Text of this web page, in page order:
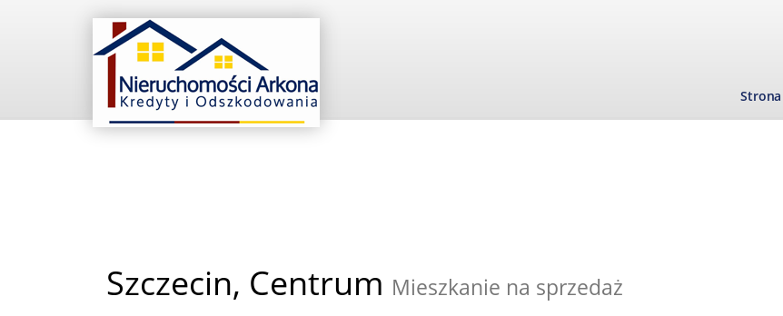
Strona
Szczecin, Centrum Mieszkanie na sprzedaż